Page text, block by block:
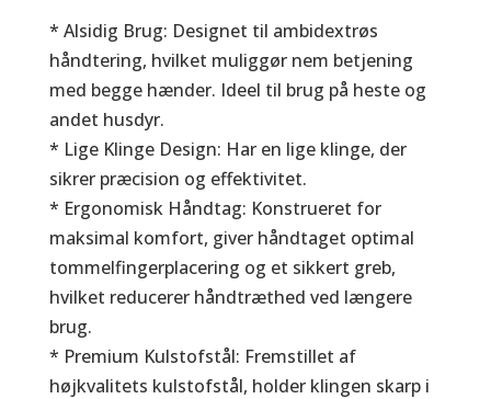
* Alsidig Brug: Designet til ambidextrøs
håndtering, hvilket muliggør nem betjening
med begge hænder. Ideel til brug på heste og
andet husdyr.
* Lige Klinge Design: Har en lige klinge, der
sikrer præcision og effektivitet.
* Ergonomisk Håndtag: Konstrueret for
maksimal komfort, giver håndtaget optimal
tommelfingerplacering og et sikkert greb,
hvilket reducerer håndtræthed ved længere
brug.
* Premium Kulstofstål: Fremstillet af
højkvalitets kulstofstål, holder klingen skarp i